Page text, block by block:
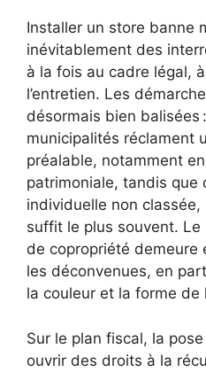
Installer un store banne
inévitablement des
à la fois au cadre légal,
l’entretien. Les
désormais bien balisées
municipalités réclament
préalable, notamment
patrimoniale, tandis que
individuelle non
suffit le plus souvent.
de copropriété demeure
les déconvenues, en
la couleur et la forme de
Sur le plan fiscal, la
ouvrir des droits à la